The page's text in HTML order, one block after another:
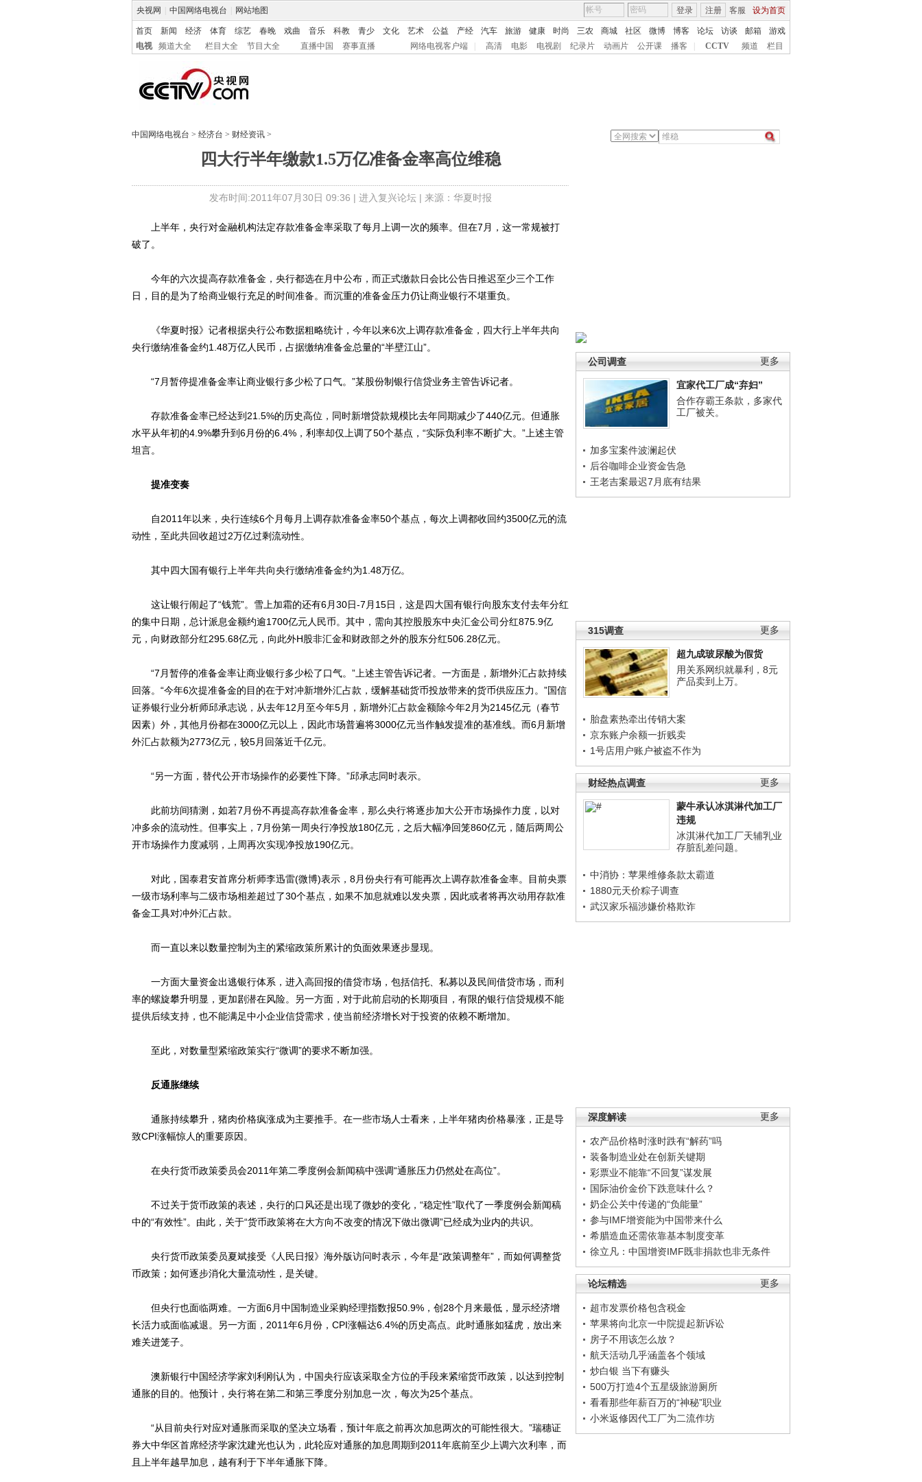
央视网 中国网络电视台 网站地图 客服 设为首页
登录 注册
首页 新闻 经济 体育 综艺 春晚 戏曲 音乐 科教 青少 文化 艺术 公益 产经 汽车 旅游 健康 时尚 三农 商城 社区 微博 博客 论坛 访谈 邮箱
游戏
电视
频道大全 栏目大全 节目大全 直播中国 赛事直播 网络电视客户端 高清 电影 电视剧 纪录片 动画片 公开课 播客 CCTV 频道 栏目
中国网络电视台 > 经济台 > 财经资讯 >
四大行半年缴款1.5万亿准备金率高位维稳
发布时间:2011年07月30日 09:36 | 进入复兴论坛| 来源：华夏时报
更多
公司调查
宜家代工厂成“弃妇”
合作存霸王条款，多家代
工厂被关。
加多宝案件波澜起伏
后谷咖啡企业资金告急
王老吉案最迟7月底有结果
更多
315调查
超九成玻尿酸为假货
用关系网织就暴利，8元
产品卖到上万。
胎盘素热牵出传销大案
京东账户余额一折贱卖
1号店用户账户被盗不作为
更多
财经热点调查
蒙牛承认冰淇淋代加工厂
违规
冰淇淋代加工厂天辅乳业
存脏乱差问题。
中消协：苹果维修条款太霸道
1880元天价粽子调查
武汉家乐福涉嫌价格欺诈
更多
深度解读
农产品价格时涨时跌有“解药”吗
装备制造业处在创新关键期
彩票业不能靠“不回复”谋发展
国际油价金价下跌意味什么？
奶企公关中传递的“负能量”
参与IMF增资能为中国带来什么
希腊造血还需依靠基本制度变革
徐立凡：中国增资IMF既非捐款也非无条件
更多
论坛精选
超市发票价格包含税金
苹果将向北京一中院提起新诉讼
房子不用该怎么放？
航天活动几乎涵盖各个领域
炒白银 当下有赚头
500万打造4个五星级旅游厕所
看看那些年薪百万的“神秘”职业
小米返修因代工厂为二流作坊
上半年，央行对金融机构法定存款准备金率采取了每月上调一次的频率。但在7月，这一常规被打
破了。
今年的六次提高存款准备金，央行都选在月中公布，而正式缴款日会比公告日推迟至少三个工作
日，目的是为了给商业银行充足的时间准备。而沉重的准备金压力仍让商业银行不堪重负。
《华夏时报》记者根据央行公布数据粗略统计，今年以来6次上调存款准备金，四大行上半年共向
央行缴纳准备金约1.48万亿人民币，占据缴纳准备金总量的“半壁江山”。
“7月暂停提准备金率让商业银行多少松了口气。”某股份制银行信贷业务主管告诉记者。
存款准备金率已经达到21.5%的历史高位，同时新增贷款规模比去年同期减少了440亿元。但通胀
水平从年初的4.9%攀升到6月份的6.4%，利率却仅上调了50个基点，“实际负利率不断扩大。”上述主管
坦言。
提准变奏
自2011年以来，央行连续6个月每月上调存款准备金率50个基点，每次上调都收回约3500亿元的流
动性，至此共回收超过2万亿过剩流动性。
其中四大国有银行上半年共向央行缴纳准备金约为1.48万亿。
这让银行闹起了“钱荒”。雪上加霜的还有6月30日-7月15日，这是四大国有银行向股东支付去年分红
的集中日期，总计派息金额约逾1700亿元人民币。其中，需向其控股股东中央汇金公司分红875.9亿
元，向财政部分红295.68亿元，向此外H股非汇金和财政部之外的股东分红506.28亿元。
“7月暂停的准备金率让商业银行多少松了口气。”上述主管告诉记者。一方面是，新增外汇占款持续
回落。“今年6次提准备金的目的在于对冲新增外汇占款，缓解基础货币投放带来的货币供应压力。”国信
证券银行业分析师邱承志说，从去年12月至今年5月，新增外汇占款金额除今年2月为2145亿元（春节
因素）外，其他月份都在3000亿元以上，因此市场普遍将3000亿元当作触发提准的基准线。而6月新增
外汇占款额为2773亿元，较5月回落近千亿元。
“另一方面，替代公开市场操作的必要性下降。”邱承志同时表示。
此前坊间猜测，如若7月份不再提高存款准备金率，那么央行将逐步加大公开市场操作力度，以对
冲多余的流动性。但事实上，7月份第一周央行净投放180亿元，之后大幅净回笼860亿元，随后两周公
开市场操作力度减弱，上周再次实现净投放190亿元。
对此，国泰君安首席分析师李迅雷(微博)表示，8月份央行有可能再次上调存款准备金率。目前央票
一级市场利率与二级市场相差超过了30个基点，如果不加息就难以发央票，因此或者将再次动用存款准
备金工具对冲外汇占款。
而一直以来以数量控制为主的紧缩政策所累计的负面效果逐步显现。
一方面大量资金出逃银行体系，进入高回报的借贷市场，包括信托、私募以及民间借贷市场，而利
率的螺旋攀升明显，更加剧潜在风险。另一方面，对于此前启动的长期项目，有限的银行信贷规模不能
提供后续支持，也不能满足中小企业信贷需求，使当前经济增长对于投资的依赖不断增加。
至此，对数量型紧缩政策实行“微调”的要求不断加强。
反通胀继续
通胀持续攀升，猪肉价格疯涨成为主要推手。在一些市场人士看来，上半年猪肉价格暴涨，正是导
致CPI涨幅惊人的重要原因。
在央行货币政策委员会2011年第二季度例会新闻稿中强调“通胀压力仍然处在高位”。
不过关于货币政策的表述，央行的口风还是出现了微妙的变化，“稳定性”取代了一季度例会新闻稿
中的“有效性”。由此，关于“货币政策将在大方向不改变的情况下做出微调”已经成为业内的共识。
央行货币政策委员夏斌接受《人民日报》海外版访问时表示，今年是“政策调整年”，而如何调整货
币政策；如何逐步消化大量流动性，是关键。
但央行也面临两难。一方面6月中国制造业采购经理指数报50.9%，创28个月来最低，显示经济增
长活力或面临减退。另一方面，2011年6月份，CPI涨幅达6.4%的历史高点。此时通胀如猛虎，放出来
难关进笼子。
澳新银行中国经济学家刘利刚认为，中国央行应该采取全方位的手段来紧缩货币政策，以达到控制
通胀的目的。他预计，央行将在第二和第三季度分别加息一次，每次为25个基点。
“从目前央行对应对通胀而采取的坚决立场看，预计年底之前再次加息两次的可能性很大。”瑞穗证
券大中华区首席经济学家沈建光也认为，此轮应对通胀的加息周期到2011年底前至少上调六次利率，而
且上半年越早加息，越有利于下半年通胀下降。